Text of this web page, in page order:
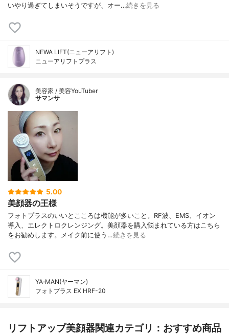
いやり過ぎてしまいそうですが、オー…続きを見る
NEWA LIFT(ニューアリフト)
ニューアリフトプラス
美容家 / 美容YouTuber
サマンサ
5.00
美顔器の王様
フォトプラスのいいとこころは機能が多いこと。RF波、EMS、イオン
導入、エレクトロクレンジング。美顔器を購入悩まれている方はこちら
をお勧めします。メイク前に使う…続きを見る
YA‐MAN(ヤーマン)
フォトプラス EX HRF-20
リフトアップ美顔器関連カテゴリ：おすすめ商品